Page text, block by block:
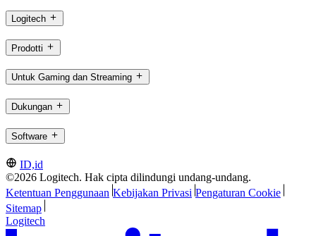
Logitech
Prodotti
Untuk Gaming dan Streaming
Dukungan
Software
ID,id
©2026 Logitech. Hak cipta dilindungi undang-undang.
Ketentuan Penggunaan Kebijakan Privasi Pengaturan Cookie
Sitemap
Logitech